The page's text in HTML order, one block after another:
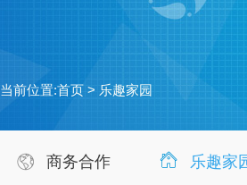
当前位置:首页 > 乐趣家园
商务合作 乐趣家